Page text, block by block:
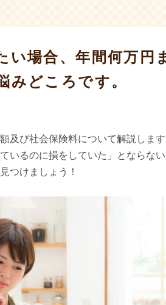
い場合、年間何万円
みどころです。
及び社会保険料について解説します
いるのに損をしていた」とならな
つけましょう！